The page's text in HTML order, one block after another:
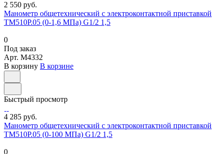
2 550 руб.
Манометр общетехнический с электроконтактной приставкой
ТМ510Р.05 (0-1,6 МПа) G1/2 1,5
0
Под заказ
Арт. M4332
В корзину В корзине
Быстрый просмотр
4 285 руб.
Манометр общетехнический с электроконтактной приставкой
ТМ510Р.05 (0-100 МПа) G1/2 1,5
0